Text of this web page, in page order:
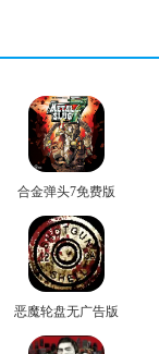
合金弹头7免费版
恶魔轮盘无广告版